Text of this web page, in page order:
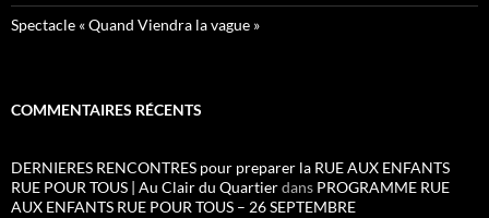
Spectacle « Quand Viendra la vague »
COMMENTAIRES RÉCENTS
DERNIERES RENCONTRES pour preparer la RUE AUX ENFANTS
RUE POUR TOUS | Au Clair du Quartierdans PROGRAMME RUE
AUX ENFANTS RUE POUR TOUS – 26 SEPTEMBRE